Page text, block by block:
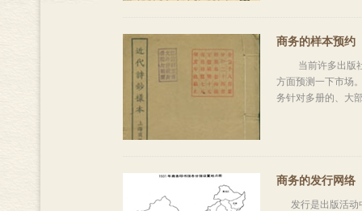
商务的样本预约
当前许多出版社
方面预测一下市场
务针对多册的、大
商务的发行网络
发行是出版活动